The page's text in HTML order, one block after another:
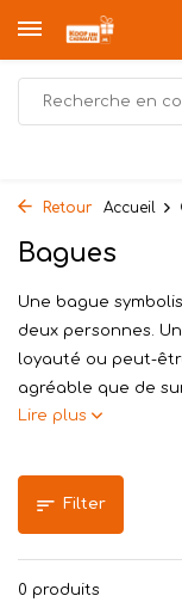
Retour Accueil
Bagues
Une bague
deux personnes.
loyauté ou peut-
agréable que de
Lire plus
Filter
0 produits